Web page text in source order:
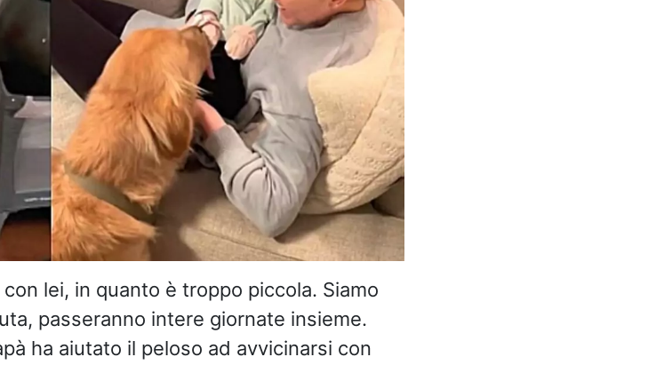
lei, in quanto è troppo piccola. Siamo
passeranno intere giornate insieme.
ha aiutato il peloso ad avvicinarsi con